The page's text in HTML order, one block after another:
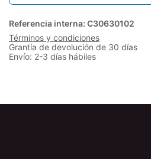
Referencia interna: C30630102
Términos y condiciones
Grantía de devolución de 30 días
Envío: 2-3 días hábiles